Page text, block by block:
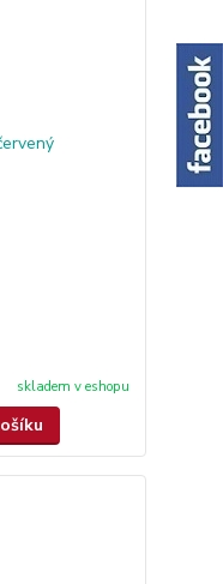
skladem v eshopu